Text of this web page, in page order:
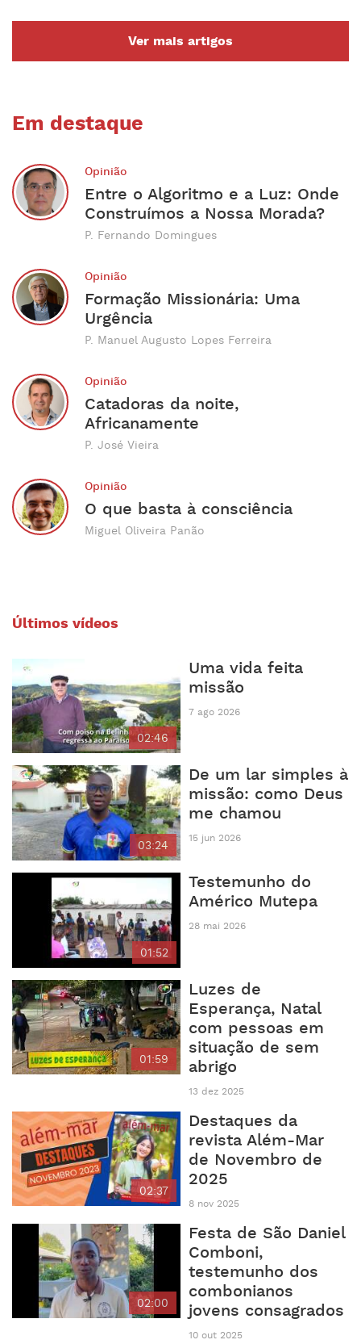
Em destaque
Opinião
Entre o Algoritmo e a Luz: Onde
Construímos a Nossa Morada?
P. Fernando Domingues
Opinião
Formação Missionária: Uma
Urgência
P. Manuel Augusto Lopes Ferreira
Opinião
Catadoras da noite,
Africanamente
P. José Vieira
Opinião
O que basta à consciência
Miguel Oliveira Panão
Últimos vídeos
02:46
Uma vida feita
missão
7 ago 2026
03:24
De um lar simples à
missão: como Deus
me chamou
15 jun 2026
01:52
Testemunho do
Américo Mutepa
28 mai 2026
01:59
Luzes de
Esperança, Natal
com pessoas em
situação de sem
abrigo
13 dez 2025
02:37
Destaques da
revista Além-Mar
de Novembro de
2025
8 nov 2025
02:00
Festa de São Daniel
Comboni,
testemunho dos
combonianos
jovens consagrados
10 out 2025
Ver mais artigos